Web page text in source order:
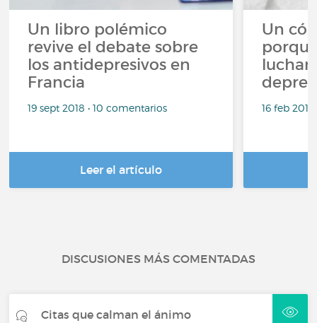
Un libro polémico
revive el debate sobre
los antidepresivos en
Francia
19 sept 2018 • 10 comentarios
Leer el artículo
Un
luchar
16 feb
DISCUSIONES MÁS COMENTADAS
Citas que calman el ánimo